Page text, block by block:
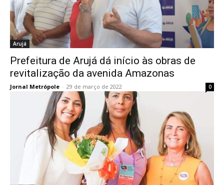
Arujá
Prefeitura de Arujá dá início às obras de
revitalização da avenida Amazonas
Jornal Metrópole - 29 de março de 2022 0